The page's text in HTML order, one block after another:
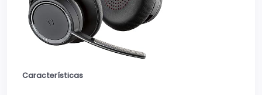
Características